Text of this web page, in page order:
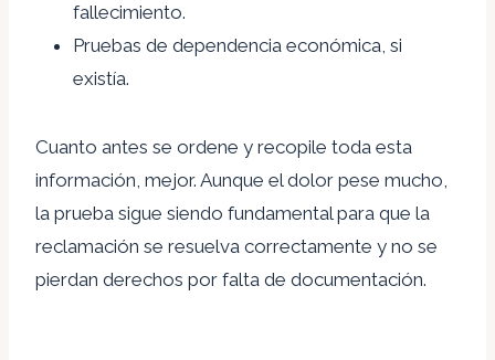
fallecimiento.
Pruebas de dependencia económica, si
existía.
Cuanto antes se ordene y recopile toda esta
información, mejor. Aunque el dolor pese mucho,
la prueba sigue siendo fundamental para que la
reclamación se resuelva correctamente y no se
pierdan derechos por falta de documentación.